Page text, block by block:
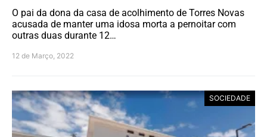
O pai da dona da casa de acolhimento de Torres Novas
acusada de manter uma idosa morta a pernoitar com
outras duas durante 12…
12 de Março, 2022
SOCIEDADE